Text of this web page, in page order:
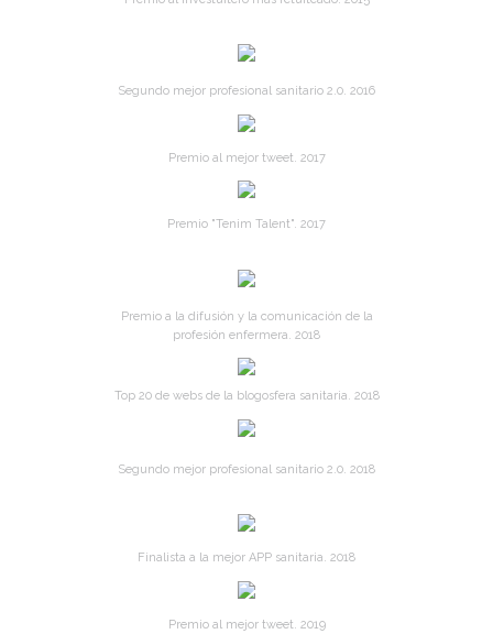
Segundo mejor profesional sanitario 2.0. 2016
Premio al mejor tweet. 2017
Premio "Tenim Talent". 2017
Premio a la difusión y la comunicación de la
profesión enfermera. 2018
Top 20 de webs de la blogosfera sanitaria. 2018
Segundo mejor profesional sanitario 2.0. 2018
Finalista a la mejor APP sanitaria. 2018
Premio al mejor tweet. 2019